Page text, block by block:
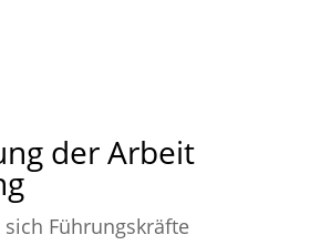
der Arbeit
Führungskräfte